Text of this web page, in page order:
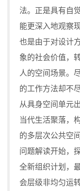
法。正是具有自
能更深入地观察
也是由于对设计
象的社会价值，
人的空间场景。
的工作方法却不
从具身空间单元
当代生活聚落，
的多层次公共空
问题解读开始，
全新组织计划，
会层级非均匀运